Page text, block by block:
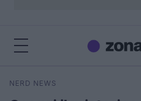
Cerca
NERD NEWS